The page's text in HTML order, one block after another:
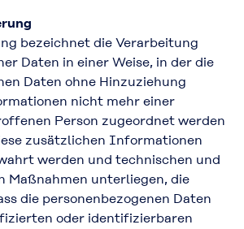
bezeichnet die Verarbeitung
Daten in einer Weise, in der die
Daten ohne Hinzuziehung
nicht mehr einer
Person zugeordnet werden
zusätzlichen Informationen
werden und technischen und
Maßnahmen unterliegen, die
die personenbezogenen Daten
oder identifizierbaren